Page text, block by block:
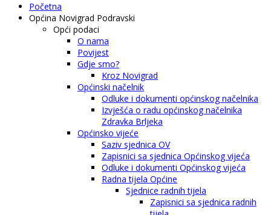
Početna
Općina Novigrad Podravski
Opći podaci
O nama
Povijest
Gdje smo?
Kroz Novigrad
Općinski načelnik
Odluke i dokumenti općinskog načelnika
Izvješća o radu općinskog načelnika
Zdravka Brljeka
Općinsko vijeće
Saziv sjednica OV
Zapisnici sa sjednica Općinskog vijeća
Odluke i dokumenti Općinskog vijeća
Radna tijela Općine
Sjednice radnih tijela
Zapisnici sa sjednica radnih